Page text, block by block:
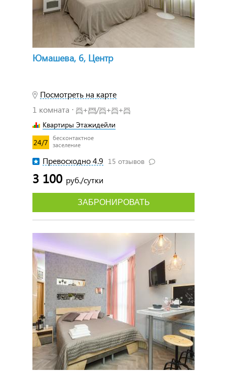
Юмашева, 6, Центр
Посмотреть на карте
1 комната ⋅
+ / + +
Квартиры Этажидейли
24/7
бесконтактное
заселение
Превосходно 4.9 15 отзывов
3 100 руб./сутки
ЗАБРОНИРОВАТЬ